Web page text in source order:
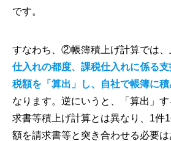
です。
すなわち、②帳簿積上げ計算では、
仕⼊れの都度、課税仕⼊れに係る
税額を「算出」し、自社で帳簿に積
なります。逆にいうと、「算出」
求書等積上げ計算とは異なり、1件
額を請求書等と突き合わせる必要は